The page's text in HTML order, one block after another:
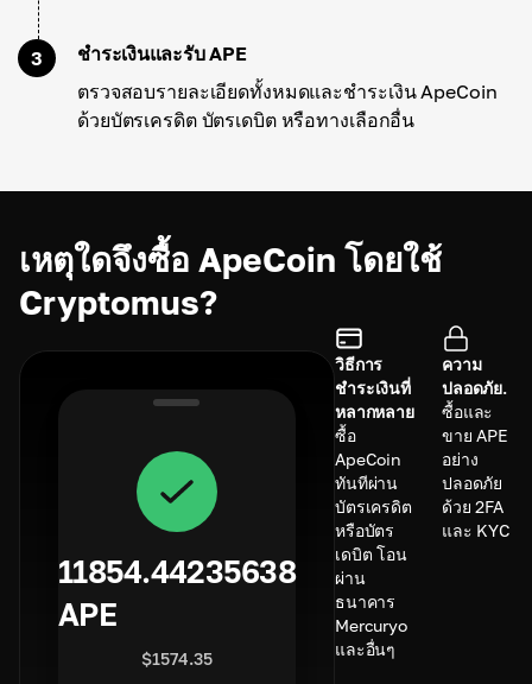
3
ชำระเงินและรับ APE
ตรวจสอบรายละเอียดทั้งหมดและชำระเงิน ApeCoin
ด้วยบัตรเครดิต บัตรเดบิต หรือทางเลือกอื่น
เหตุใดจึงซื้อ ApeCoin โดยใช้
Cryptomus?
11854.44235638
APE
$1574.35
วิธีการ
ชำระเงินที่
หลากหลาย
ซื้อ
ApeCoin
ทันทีผ่าน
บัตรเครดิต
หรือบัตร
เดบิต โอน
ผ่าน
ธนาคาร
Mercuryo
และอื่นๆ
ความ
ปลอดภัย.
ซื้อและ
ขาย APE
อย่าง
ปลอดภัย
ด้วย 2FA
และ KYC